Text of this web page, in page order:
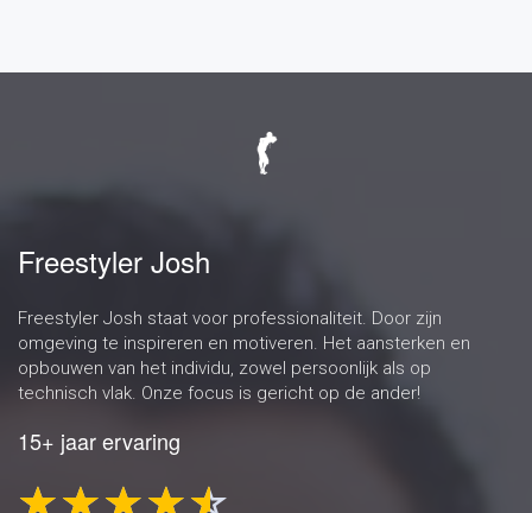
Freestyler Josh
Freestyler Josh staat voor professionaliteit. Door zijn
omgeving te inspireren en motiveren. Het aansterken en
opbouwen van het individu, zowel persoonlijk als op
technisch vlak. Onze focus is gericht op de ander!
15+ jaar ervaring